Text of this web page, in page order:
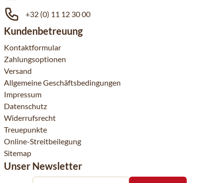
+32 (0) 11 12 30 00
Kundenbetreuung
Kontaktformular
Zahlungsoptionen
Versand
Allgemeine Geschäftsbedingungen
Impressum
Datenschutz
Widerrufsrecht
Treuepunkte
Online-Streitbeilegung
Sitemap
Unser Newsletter